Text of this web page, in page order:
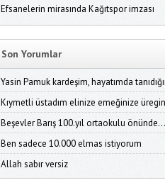
Efsanelerin mirasında Kağıtspor imzası
Son Yorumlar
Yasin Pamuk kardeşim, hayatımda
Kıymetli üstadım elinize emeğinize
Beşevler Barış 100.yıl ortaokulu önünde...
Ben sadece 10.000 elmas istiyorum
Allah sabır versiz